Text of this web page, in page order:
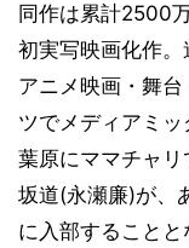
同作は累計2500
初実写映画化作。
アニメ映画・舞
ツでメディアミ
葉原にママチャ
坂道(永瀬廉)が、
に入部すること